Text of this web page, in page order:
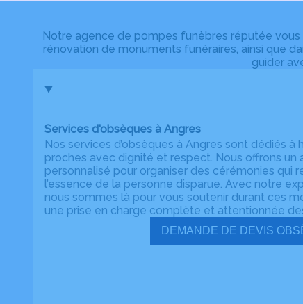
Notre agence de pompes funèbres réputée
rénovation de monuments funéraires, ainsi que
guider
Services d'obsèques à Angres
Nos services d’obsèques à Angres sont dédiés
proches avec dignité et respect. Nous offrons
personnalisé pour organiser des cérémonies qui
l’essence de la personne disparue. Avec notre
nous sommes là pour vous soutenir durant ces
une prise en charge complète et attentionnée
DEMANDE